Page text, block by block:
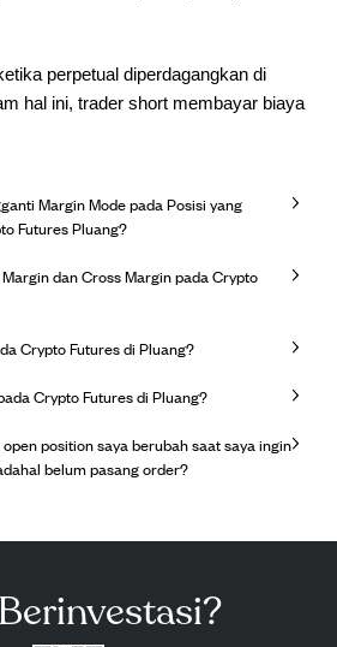
perpetual diperdagangkan di
hal ini, trader short membayar biaya
Margin Mode pada Posisi yang
Futures Pluang?
dan Cross Margin pada Crypto
Crypto Futures di Pluang?
Crypto Futures di Pluang?
position saya berubah saat saya ingin
belum pasang order?